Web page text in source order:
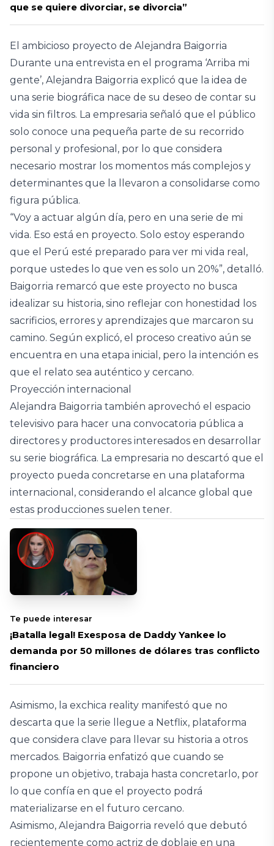
que se quiere divorciar, se divorcia”
El ambicioso proyecto de Alejandra Baigorria
Durante una entrevista en el programa ‘Arriba mi
gente’, Alejandra Baigorria explicó que la idea de
una serie biográfica nace de su deseo de contar su
vida sin filtros. La empresaria señaló que el público
solo conoce una pequeña parte de su recorrido
personal y profesional, por lo que considera
necesario mostrar los momentos más complejos y
determinantes que la llevaron a consolidarse como
figura pública.
“Voy a actuar algún día, pero en una serie de mi
vida. Eso está en proyecto. Solo estoy esperando
que el Perú esté preparado para ver mi vida real,
porque ustedes lo que ven es solo un 20%”, detalló.
Baigorria remarcó que este proyecto no busca
idealizar su historia, sino reflejar con honestidad los
sacrificios, errores y aprendizajes que marcaron su
camino. Según explicó, el proceso creativo aún se
encuentra en una etapa inicial, pero la intención es
que el relato sea auténtico y cercano.
Proyección internacional
Alejandra Baigorria también aprovechó el espacio
televisivo para hacer una convocatoria pública a
directores y productores interesados en desarrollar
su serie biográfica. La empresaria no descartó que el
proyecto pueda concretarse en una plataforma
internacional, considerando el alcance global que
estas producciones suelen tener.
Te puede interesar
¡Batalla legal! Exesposa de Daddy Yankee lo
demanda por 50 millones de dólares tras conflicto
financiero
Asimismo, la exchica reality manifestó que no
descarta que la serie llegue a Netflix, plataforma
que considera clave para llevar su historia a otros
mercados. Baigorria enfatizó que cuando se
propone un objetivo, trabaja hasta concretarlo, por
lo que confía en que el proyecto podrá
materializarse en el futuro cercano.
Asimismo, Alejandra Baigorria reveló que debutó
recientemente como actriz de doblaje en una